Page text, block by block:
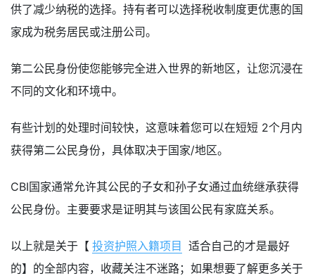
供了减少纳税的选择。持有者可以选择税收制度更优惠的国
家成为税务居民或注册公司。
第二公民身份使您能够完全进入世界的新地区，让您沉浸在
不同的文化和环境中。
有些计划的处理时间较快，这意味着您可以在短短 2个月内
获得第二公民身份，具体取决于国家/地区。
CBI国家通常允许其公民的子女和孙子女通过血统继承获得
公民身份。主要要求是证明其与该国公民有家庭关系。
以上就是关于【 投资护照入籍项目 适合自己的才是最好
的】的全部内容，收藏关注不迷路；如果想要了解更多关于